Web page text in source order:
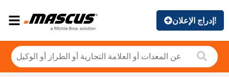
إدراج الإعلان!